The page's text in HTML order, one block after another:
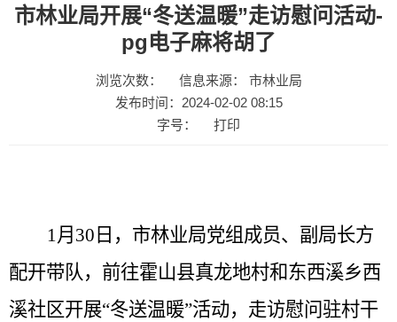
市林业局开展“冬送温暖”走访慰问活动-
pg电子麻将胡了
浏览次数：
信息来源： 市林业局
发布时间：2024-02-02 08:15
字号：
打印
1月 30 日， 市林业局党组成员、副 局长方
配开带队 ，前往霍山县真龙地村和东西溪乡西
溪社区开展“冬送温暖”活动， 走访慰问驻村干